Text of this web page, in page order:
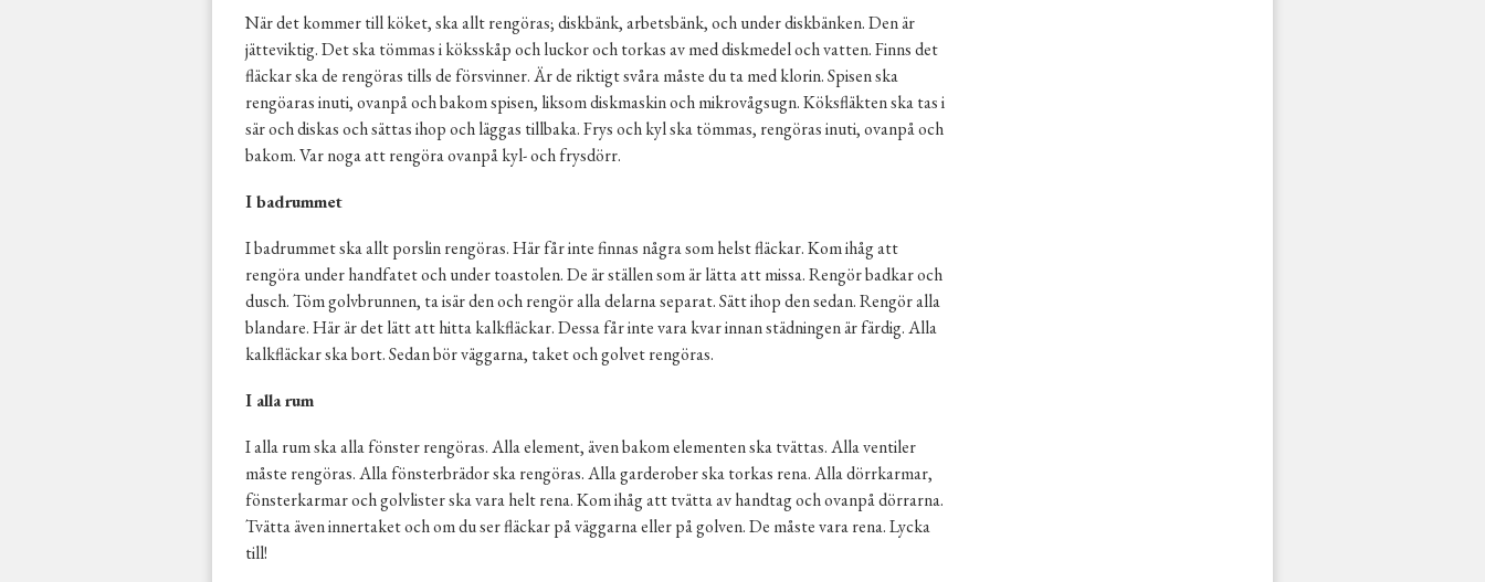
När det kommer till köket, ska allt rengöras; diskbänk, arbetsbänk, och under diskbänken. Den är
jätteviktig. Det ska tömmas i köksskåp och luckor och torkas av med diskmedel och vatten. Finns det
fläckar ska de rengöras tills de försvinner. Är de riktigt svåra måste du ta med klorin. Spisen ska
rengöaras inuti, ovanpå och bakom spisen, liksom diskmaskin och mikrovågsugn. Köksfläkten ska tas i
sär och diskas och sättas ihop och läggas tillbaka. Frys och kyl ska tömmas, rengöras inuti, ovanpå och
bakom. Var noga att rengöra ovanpå kyl- och frysdörr.
I badrummet
I badrummet ska allt porslin rengöras. Här får inte finnas några som helst fläckar. Kom ihåg att
rengöra under handfatet och under toastolen. De är ställen som är lätta att missa. Rengör badkar och
dusch. Töm golvbrunnen, ta isär den och rengör alla delarna separat. Sätt ihop den sedan. Rengör alla
blandare. Här är det lätt att hitta kalkfläckar. Dessa får inte vara kvar innan städningen är färdig. Alla
kalkfläckar ska bort. Sedan bör väggarna, taket och golvet rengöras.
I alla rum
I alla rum ska alla fönster rengöras. Alla element, även bakom elementen ska tvättas. Alla ventiler
måste rengöras. Alla fönsterbrädor ska rengöras. Alla garderober ska torkas rena. Alla dörrkarmar,
fönsterkarmar och golvlister ska vara helt rena. Kom ihåg att tvätta av handtag och ovanpå dörrarna.
Tvätta även innertaket och om du ser fläckar på väggarna eller på golven. De måste vara rena. Lycka
till!